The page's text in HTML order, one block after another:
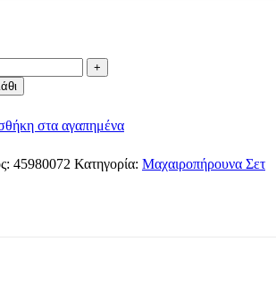
στα αγαπημένα
45980072 Κατηγορία: Μαχαιροπήρουνα Σετ